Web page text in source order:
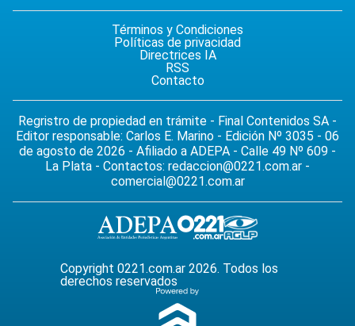
Términos y Condiciones
Políticas de privacidad
Directrices IA
RSS
Contacto
Regristro de propiedad en trámite - Final Contenidos SA -
Editor responsable: Carlos E. Marino - Edición Nº 3035 - 06
de agosto de 2026 - Afiliado a ADEPA - Calle 49 Nº 609 -
La Plata - Contactos: redaccion@0221.com.ar -
comercial@0221.com.ar
Copyright 0221.com.ar 2026. Todos los
derechos reservados